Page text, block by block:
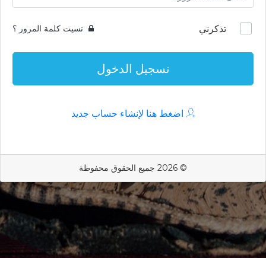
تذكرني نسيت كلمة المرور ؟
تسجيل الدخول
اضغط هنا لإنشاء حساب جديد
© 2026 جميع الحقوق محفوظة